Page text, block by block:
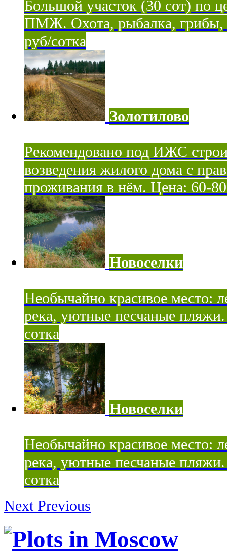
Большой участок (30 сот) по
ПМЖ. Охота, рыбалка, грибы,
руб/сотка
Золотилово
Рекомендовано под ИЖС
возведения жилого дома с
проживания в нём. Цена: 60-80
Новоселки
Необычайно красивое место:
река, уютные песчаные
сотка
Новоселки
Необычайно красивое место:
река, уютные песчаные
сотка
Next Previous